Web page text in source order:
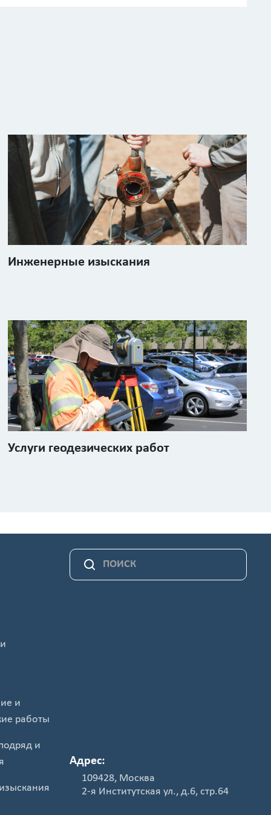
Инженерные изыскания
Услуги геодезических работ
и
работы
и
Адрес:
109428, Москва
2-я Институтская ул., д.6, стр.64